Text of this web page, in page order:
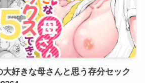
大好きな母さんと思う存分セック